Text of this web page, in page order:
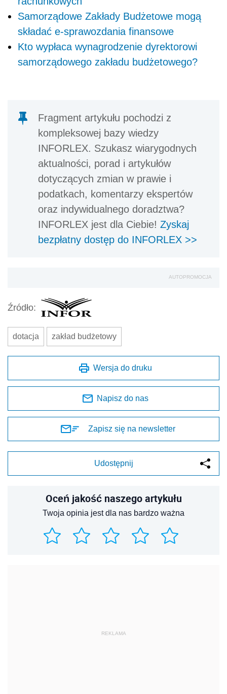
Samorządowe Zakłady Budżetowe mogą
składać e-sprawozdania finansowe
Kto wypłaca wynagrodzenie dyrektorowi
samorządowego zakładu budżetowego?
Fragment artykułu pochodzi z
kompleksowej bazy wiedzy
INFORLEX. Szukasz wiarygodnych
aktualności, porad i artykułów
dotyczących zmian w prawie i
podatkach, komentarzy ekspertów
oraz indywidualnego doradztwa?
INFORLEX jest dla Ciebie! Zyskaj
bezpłatny dostęp do INFORLEX >>
AUTOPROMOCJA
Źródło:
dotacja zakład budżetowy
Wersja do druku
Napisz do nas
Zapisz się na newsletter
Udostępnij
Oceń jakość naszego artykułu
Twoja opinia jest dla nas bardzo ważna
REKLAMA